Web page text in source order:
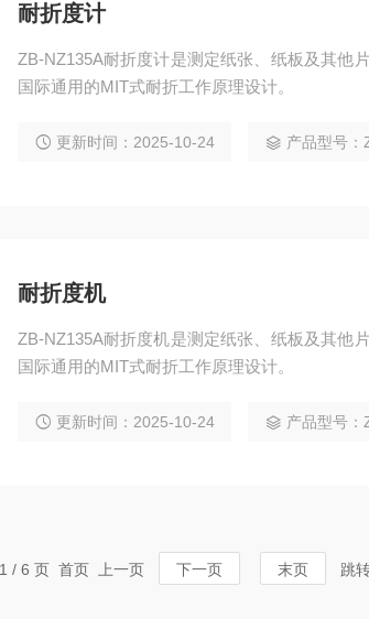
耐折度计
ZB-NZ135A耐折度计是测定纸张、纸板及其他
国际通用的MIT式耐折工作原理设计。
更新时间：2025-10-24 产品型号：
耐折度机
ZB-NZ135A耐折度机是测定纸张、纸板及其他
国际通用的MIT式耐折工作原理设计。
更新时间：2025-10-24 产品型号：
/ 6 页 首页 上一页 下一页 末页 跳